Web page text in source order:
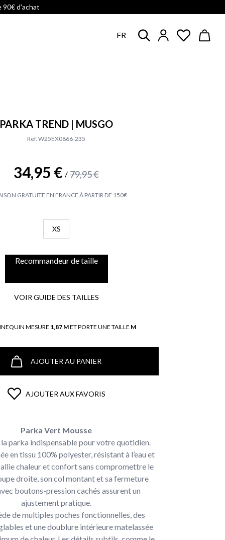
90€ d'achat
FR
PARKA TREND | MUSGO
Ref. W25EX0866-235
34,95 € / 79,95 €
GRATUITE EN FRANCE À PARTIR DE 150€
XS
Recommandeur de taille
VOIR GUIDE DES TAILLES
MESURE 1,87 MET PORTE UNE TAILLE M
AJOUTER AU PANIER
AJOUTER AUX FAVORIS
Parka Vert Mousse
parka indispensable pour votre quotidien.
en tissu 100% polyester, résistant à l’eau et
allie chaleur et confort sans compromettre le
droite, son col montant et sa fermeture
boutons-pression cachés assurent un
ajustement pratique.
de multiples poches fonctionnelles, des
et une doublure intérieure matelassée